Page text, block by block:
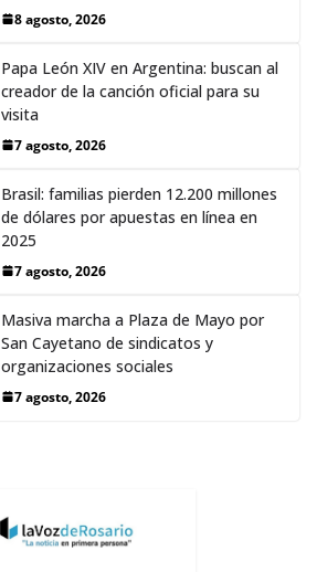
8 agosto, 2026
Papa León XIV en Argentina: buscan al
creador de la canción oficial para su
visita
7 agosto, 2026
Brasil: familias pierden 12.200 millones
de dólares por apuestas en línea en
2025
7 agosto, 2026
Masiva marcha a Plaza de Mayo por
San Cayetano de sindicatos y
organizaciones sociales
7 agosto, 2026